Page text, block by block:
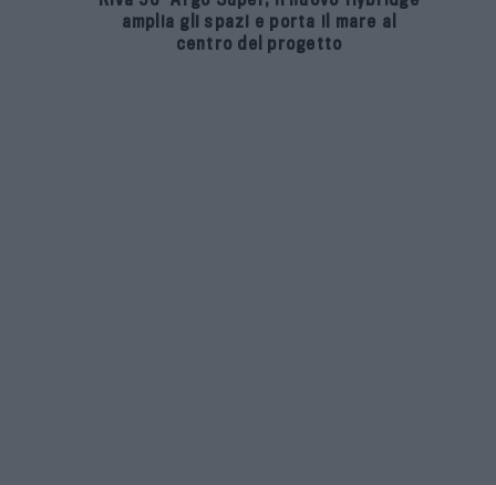
amplia gli spazi e porta il mare al
centro del progetto